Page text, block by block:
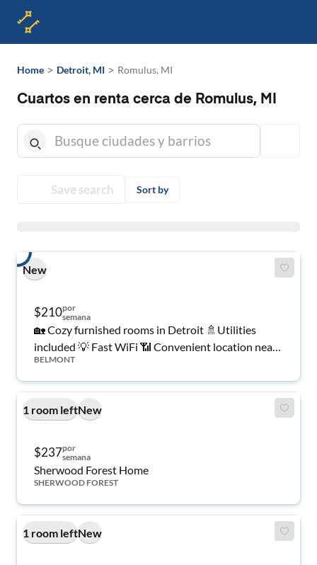
Home > Detroit, MI > Romulus, MI
Cuartos en renta cerca de Romulus, MI
Save search Sort by
New
$210por
semana
🏡 Cozy furnished rooms in Detroit 🚿Utilities
included 💡 Fast WiFi 📶 Convenient location near
shopping 🛒, transit 🚍 & dining 🍽️. Move-in ready!
✅
BELMONT
1 room leftNew
$237por
semana
Sherwood Forest Home
SHERWOOD FOREST
1 room leftNew